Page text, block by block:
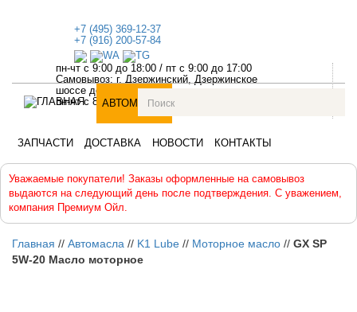
+7 (495) 369-12-37
+7 (916) 200-57-84
пн-чт с 9:00 до 18:00 / пт с 9:00 до 17:00
Самовывоз: г. Дзержинский, Дзержинское
шоссе дом №1
пн-чт с 8:30 до 18:00, пт с 8:30 до 17:00
АВТОМАСЛА
ЗАПЧАСТИ ДОСТАВКА НОВОСТИ КОНТАКТЫ
Уважаемые покупатели! Заказы оформленные на самовывоз
выдаются на следующий день после подтверждения. С уважением,
компания Премиум Ойл.
Главная // Автомасла // K1 Lube // Моторное масло // GX SP
5W-20 Масло моторное